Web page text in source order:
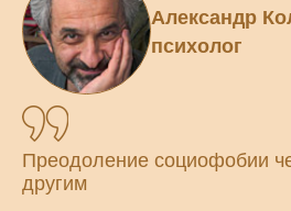
Александр
психолог
Преодоление социофобии
другим